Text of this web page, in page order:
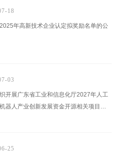
18
年高新技术企业认定拟奖励名单的公
03
开展广东省工业和信息化厅2027年人工
器人产业创新发展资金开源相关项目入
25